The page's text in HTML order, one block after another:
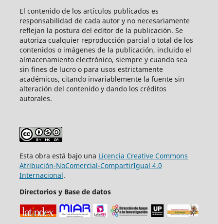
El contenido de los artículos publicados es
responsabilidad de cada autor y no necesariamente
reflejan la postura del editor de la publicación. Se
autoriza cualquier reproducción parcial o total de los
contenidos o imágenes de la publicación, incluido el
almacenamiento electrónico, siempre y cuando sea
sin fines de lucro o para usos estrictamente
académicos, citando invariablemente la fuente sin
alteración del contenido y dando los créditos
autorales.
Esta obra está bajo una Licencia Creative Commons
Atribución-NoComercial-CompartirIgual 4.0
Internacional.
Directorios y Base de datos